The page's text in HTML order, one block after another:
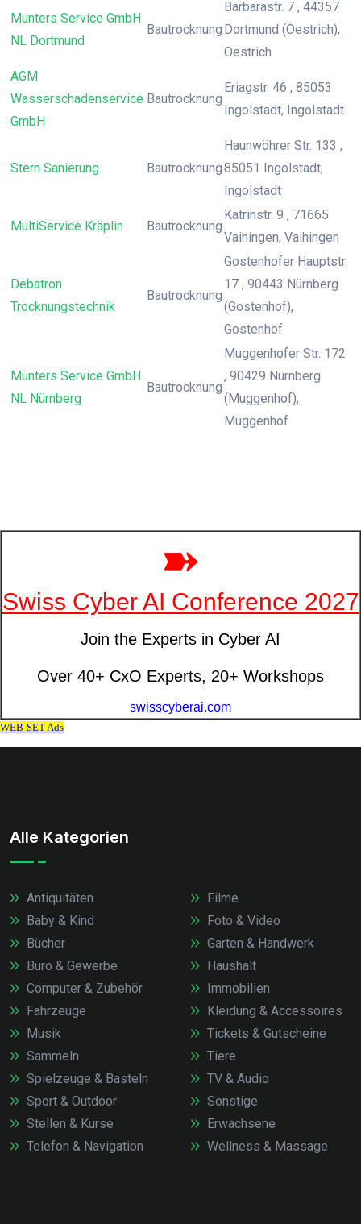
Munters Service GmbH
NL Dortmund
Bautrocknung
Barbarastr. 7 , 44357
Dortmund (Oestrich),
Oestrich
AGM
Wasserschadenservice
GmbH
Bautrocknung
Eriagstr. 46 , 85053
Ingolstadt, Ingolstadt
Stern Sanierung Bautrocknung
Haunwöhrer Str. 133 ,
85051 Ingolstadt,
Ingolstadt
MultiService Kräplin Bautrocknung
Katrinstr. 9 , 71665
Vaihingen, Vaihingen
Debatron
Trocknungstechnik
Bautrocknung
Gostenhofer Hauptstr.
17 , 90443 Nürnberg
(Gostenhof),
Gostenhof
Munters Service GmbH
NL Nürnberg
Bautrocknung
Muggenhofer Str. 172
, 90429 Nürnberg
(Muggenhof),
Muggenhof
Alle Kategorien
Antiquitäten
Baby & Kind
Bücher
Büro & Gewerbe
Computer & Zubehör
Fahrzeuge
Filme
Foto & Video
Garten & Handwerk
Haushalt
Immobilien
Kleidung & Accessoires
Musik
Sammeln
Spielzeuge & Basteln
Sport & Outdoor
Stellen & Kurse
Telefon & Navigation
Tickets & Gutscheine
Tiere
TV & Audio
Sonstige
Erwachsene
Wellness & Massage